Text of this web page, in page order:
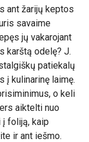
ant žarijų keptos
savaime
jų vakarojant
karštą odelę? J.
patiekalų
į kulinarinę laimę.
o keli
aiktelti nuo
į foliją, kaip
ir ant iešmo.